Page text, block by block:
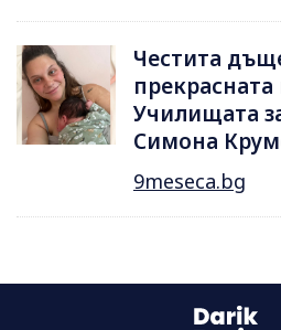
Честита
Училищата
Симона
9meseca.bg